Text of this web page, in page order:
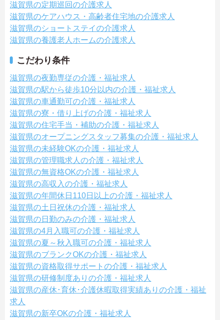
滋賀県の定期巡回の介護求人
滋賀県のケアハウス・高齢者住宅地の介護求人
滋賀県のショートステイの介護求人
滋賀県の養護老人ホームの介護求人
こだわり条件
滋賀県の夜勤専従の介護・福祉求人
滋賀県の駅から徒歩10分以内の介護・福祉求人
滋賀県の車通勤可の介護・福祉求人
滋賀県の寮・借り上げの介護・福祉求人
滋賀県の住宅手当・補助の介護・福祉求人
滋賀県のオープニングスタッフ募集の介護・福祉求人
滋賀県の未経験OKの介護・福祉求人
滋賀県の管理職求人の介護・福祉求人
滋賀県の無資格OKの介護・福祉求人
滋賀県の高収入の介護・福祉求人
滋賀県の年間休日110日以上の介護・福祉求人
滋賀県の土日祝休の介護・福祉求人
滋賀県の日勤のみの介護・福祉求人
滋賀県の4月入職可の介護・福祉求人
滋賀県の夏～秋入職可の介護・福祉求人
滋賀県のブランクOKの介護・福祉求人
滋賀県の資格取得サポートの介護・福祉求人
滋賀県の研修制度ありの介護・福祉求人
滋賀県の産休･育休･介護休暇取得実績ありの介護・福祉
求人
滋賀県の新卒OKの介護・福祉求人